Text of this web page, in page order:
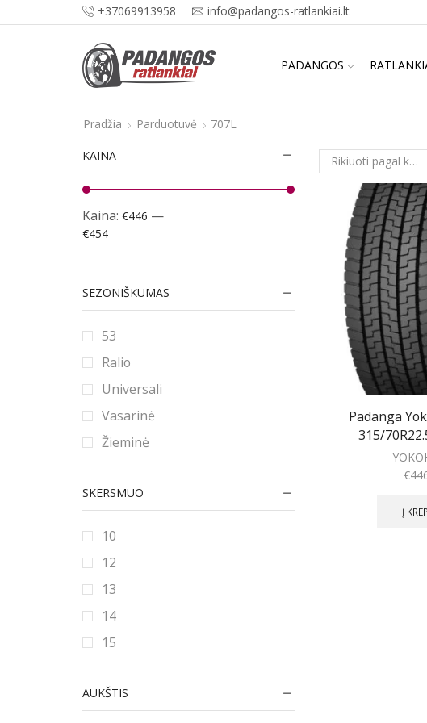
+37069913958 info@padangos-ratlankiai.lt
PADANGOS
Pradžia Parduotuvė 707L
Padanga
315/
€
Į
KAINA
Kaina: €446 —
€454
SEZONIŠKUMAS
53
Ralio
Universali
Vasarinė
Žieminė
SKERSMUO
10
12
13
14
15
16.5
AUKŠTIS